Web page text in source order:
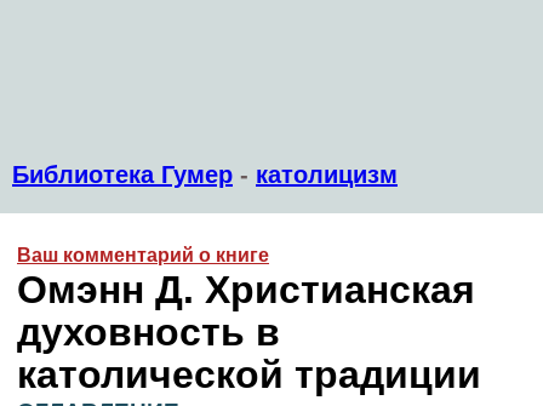
Библиотека Гумер - католицизм
Ваш комментарий о книге
Омэнн Д. Христианская
духовность в
католической традиции